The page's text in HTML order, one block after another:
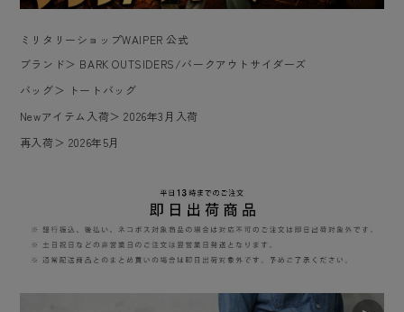
ミリタリーショップWAIPER 公式
ブランド＞ BARK OUTSIDERS/バークアウトサイダーズ
バッグ＞
トートバッグ
Newアイテム入荷＞2026年3月入荷
再入荷＞ 2026年5月